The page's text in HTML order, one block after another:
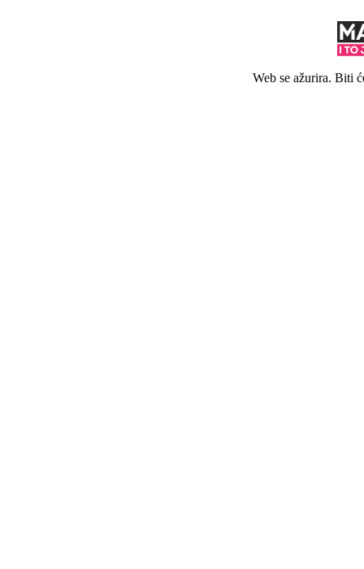
Web se ažurira. Biti